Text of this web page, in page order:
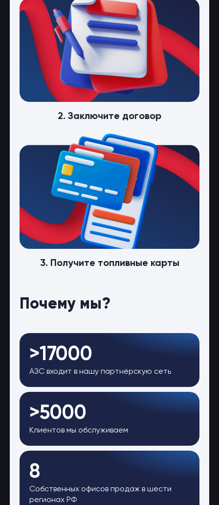
2. Заключите договор
3. Получите топливные карты
Почему мы?
>17000
АЗС входит в нашу партнёрскую сеть
>5000
Клиентов мы обслуживаем
8
Собственных офисов продаж в шести
регионах РФ